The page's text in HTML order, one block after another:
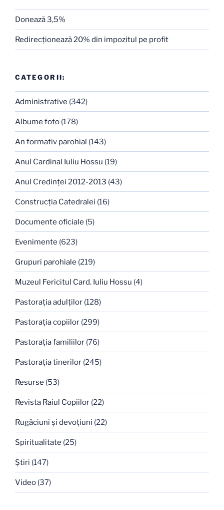
Donează 3,5%
Redirecţionează 20% din impozitul pe profit
CATEGORII:
Administrative (342)
Albume foto (178)
An formativ parohial (143)
Anul Cardinal Iuliu Hossu (19)
Anul Credinţei 2012-2013 (43)
Construcţia Catedralei (16)
Documente oficiale (5)
Evenimente (623)
Grupuri parohiale (219)
Muzeul Fericitul Card. Iuliu Hossu (4)
Pastoraţia adulţilor (128)
Pastoraţia copiilor (299)
Pastoraţia familiilor (76)
Pastoraţia tinerilor (245)
Resurse (53)
Revista Raiul Copiilor (22)
Rugăciuni şi devoţiuni (22)
Spiritualitate (25)
Ştiri (147)
Video (37)